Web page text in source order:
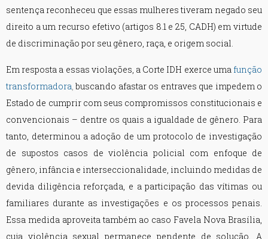
sentença reconheceu que essas mulheres tiveram negado seu
direito a um recurso efetivo (artigos 8.1 e 25, CADH) em virtude
de discriminação por seu gênero, raça, e origem social.
Em resposta a essas violações, a Corte IDH exerce umafunção
transformadora,buscando afastar os entraves que impedem o
Estado de cumprir com seus compromissos constitucionais e
convencionais – dentre os quais a igualdade de gênero. Para
tanto, determinou a adoção de um protocolo de investigação
de supostos casos de violência policial com enfoque de
gênero, infância e interseccionalidade, incluindo medidas de
devida diligência reforçada, e a participação das vítimas ou
familiares durante as investigações e os processos penais.
Essa medida aproveita também ao caso Favela Nova Brasília,
cuja violência sexual permanece pendente de solução. A